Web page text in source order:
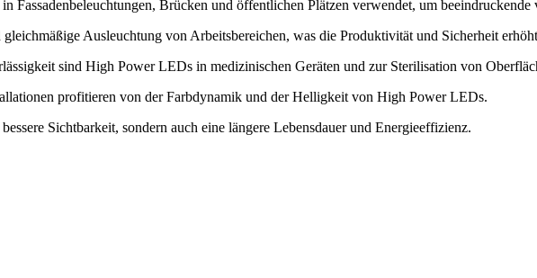
Fassadenbeleuchtungen, Brücken und öffentlichen Plätzen verwendet, um beeindruckende
Ausleuchtung von Arbeitsbereichen, was die Produktivität und Sicherheit
sind High Power LEDs in medizinischen Geräten und zur Sterilisation von
profitieren von der Farbdynamik und der Helligkeit von High Power LEDs.
Sichtbarkeit, sondern auch eine längere Lebensdauer und Energieeffizienz.